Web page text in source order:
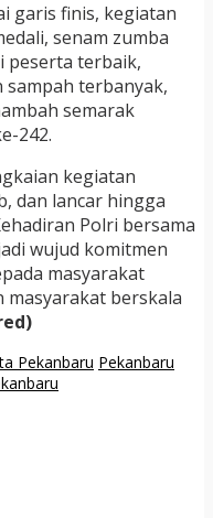
garis finis, kegiatan
senam zumba
peserta terbaik,
terbanyak,
semarak
242.
kegiatan
dan lancar hingga
Polri bersama
wujud komitmen
masyarakat
berskala
Pekanbaru Pekanbaru